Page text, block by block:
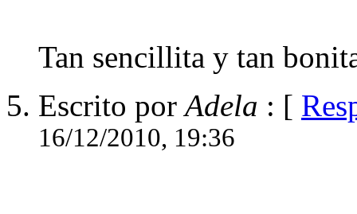
Tan sencillita y tan
Escrito porAdela : [
16/12/2010, 19:36